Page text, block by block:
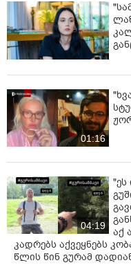
აღმოსავლეთ
(ახალციხე, ბორჯომი,
ხანმოკლე წვიმა
+31, +33 გრადუსი
აღმოსავლეთ
(ახალქალაქი, წალკა,
ხანმოკლე წვიმა
ზოგან შესაძლებელია
დღისით +23, +28
აღნიშნულია
01:16
04:19
აქ
კადრებს აქვეყნებს
წლის წინ გურამ